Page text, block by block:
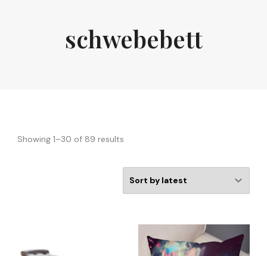
schwebebett
Showing 1–30 of 89 results